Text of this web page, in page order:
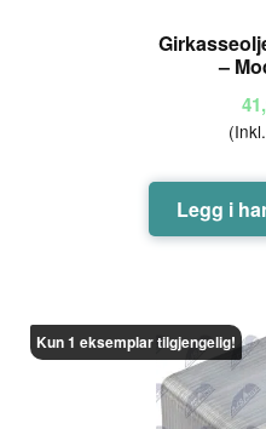
–
Legg i
Kun 1 eksemplar tilgjengelig!